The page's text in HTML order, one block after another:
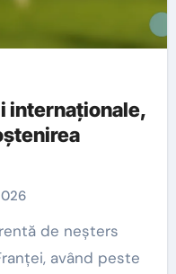
internaționale,
având peste